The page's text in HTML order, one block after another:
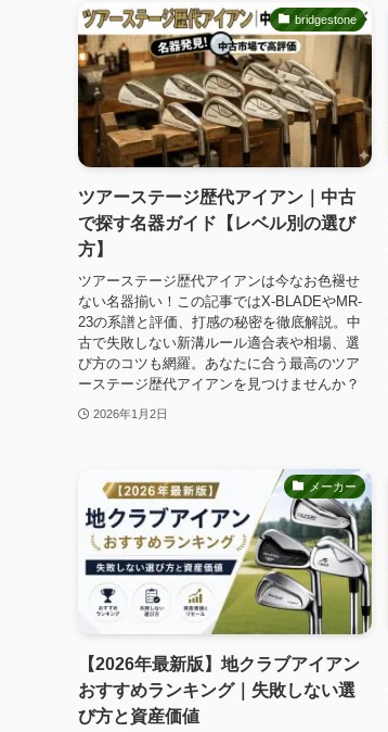
bridgestone
ツアーステージ歴代アイアン｜中古
で探す名器ガイド【レベル別の選び
方】
ツアーステージ歴代アイアンは今なお色褪せ
ない名器揃い！この記事ではX-BLADEやMR-
23の系譜と評価、打感の秘密を徹底解説。中
古で失敗しない新溝ルール適合表や相場、選
び方のコツも網羅。あなたに合う最高のツア
ーステージ歴代アイアンを見つけませんか？
2026年1月2日
メーカー
【2026年最新版】地クラブアイアン
おすすめランキング｜失敗しない選
び方と資産価値